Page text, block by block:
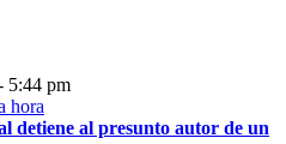
5:44 pm
detiene al presunto autor de un